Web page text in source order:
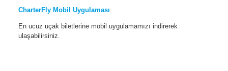
CharterFly Mobil Uygulaması
En ucuz uçak biletlerine mobil uygulamamızı indirerek
ulaşabilirsiniz.